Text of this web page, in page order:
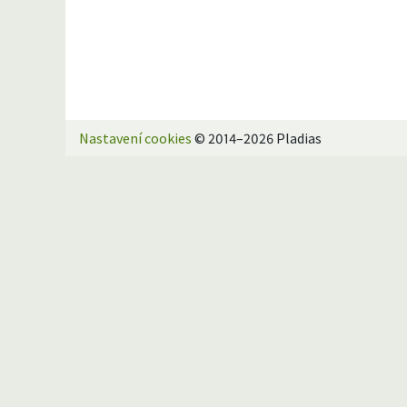
Nastavení cookies © 2014–2026 Pladias